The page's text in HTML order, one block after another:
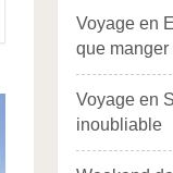
Voyage en
que manger
Voyage en
inoubliable